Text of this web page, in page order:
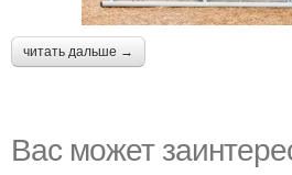
читать дальше →
Вас может